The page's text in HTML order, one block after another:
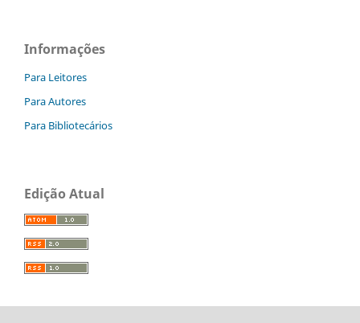
Informações
Para Leitores
Para Autores
Para Bibliotecários
Edição Atual